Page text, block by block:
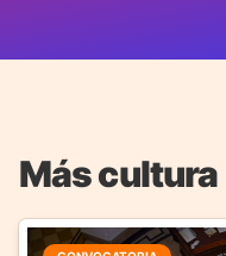
Más cultura